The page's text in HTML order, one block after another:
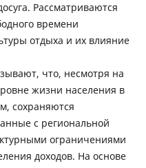
Рассматриваются
времени
отдыха и их влияние
что, несмотря на
жизни населения в
сохраняются
с региональной
ограничениями
доходов. На основе